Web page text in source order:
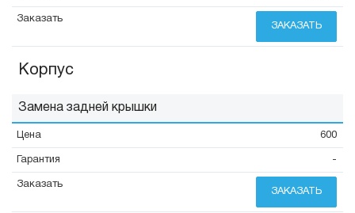
ЗАКАЗАТЬ
Корпус
Замена задней крышки
600
-
ЗАКАЗАТЬ